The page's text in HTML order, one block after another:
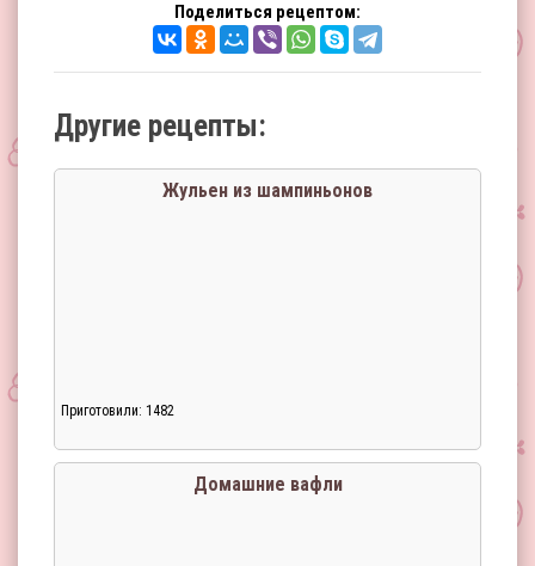
Поделиться рецептом:
Другие рецепты:
Жульен из шампиньонов
Приготовили: 1482
Домашние вафли